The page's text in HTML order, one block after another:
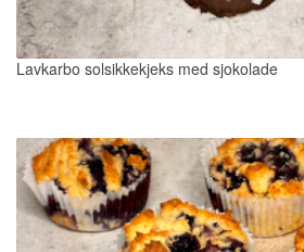
Lavkarbo solsikkekjeks med sjokolade